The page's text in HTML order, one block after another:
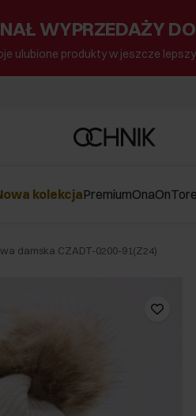
WYPRZEDAŻY
ulubione produkty w jeszcze
kolekcjaPremiumOnaOn
damska CZADT-0200-91(Z24)